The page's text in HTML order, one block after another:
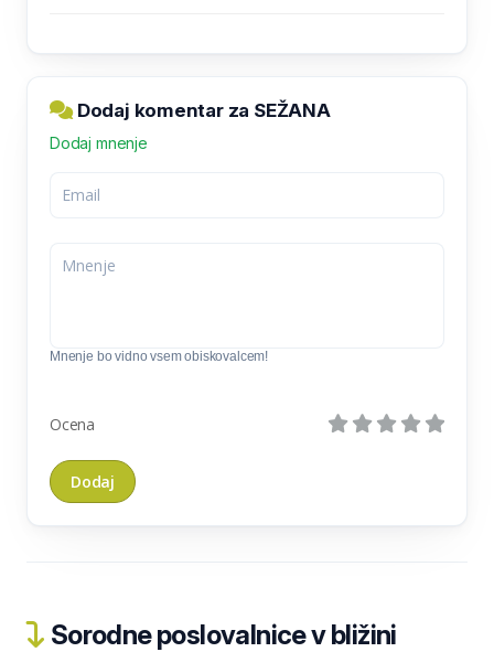
Dodaj komentar za SEŽANA
Dodaj mnenje
Mnenje bo vidno vsem obiskovalcem!
Ocena
Sorodne poslovalnice v bližini